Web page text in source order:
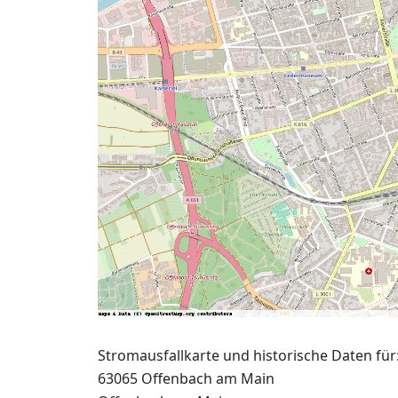
Stromausfallkarte und historische Daten
63065 Offenbach am Main